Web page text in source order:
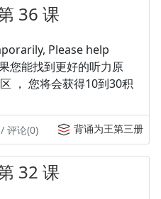
36 课
Please help
能找到更好的听力原
， 您将会获得10到30积
评论(0) 背诵为王第三册
32 课